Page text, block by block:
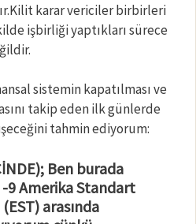
karar vericiler birbirleri
işbirliği yaptıkları sürece
sistemin kapatılması ve
takip eden ilk günlerde
tahmin ediyorum:
Ben burada
9 Amerika Standart
arasında